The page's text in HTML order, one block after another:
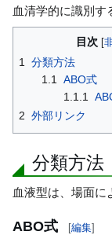
シ
ョ
に
動
血清学的に識別す
目次
1
分類方法
1.1
ABO式
1.1.1
2 外部リンク
分類方法
血液型は、場面に
ABO式 [編集]